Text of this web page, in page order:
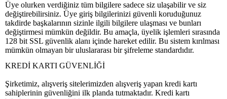
Üye olurken verdiğiniz tüm bilgilere sadece siz ulaşabilir ve siz
değiştirebilirsiniz. Üye giriş bilgilerinizi güvenli koruduğunuz
takdirde başkalarının sizinle ilgili bilgilere ulaşması ve bunları
değiştirmesi mümkün değildir. Bu amaçla, üyelik işlemleri sırasında
128 bit SSL güvenlik alanı içinde hareket edilir. Bu sistem kırılması
mümkün olmayan bir uluslararası bir şifreleme standardıdır.
KREDİ KARTI GÜVENLİĞİ
Şirketimiz, alışveriş sitelerimizden alışveriş yapan kredi kartı
sahiplerinin güvenliğini ilk planda tutmaktadır. Kredi kartı